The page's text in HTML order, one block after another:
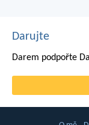
Darujte
Darem podpořte